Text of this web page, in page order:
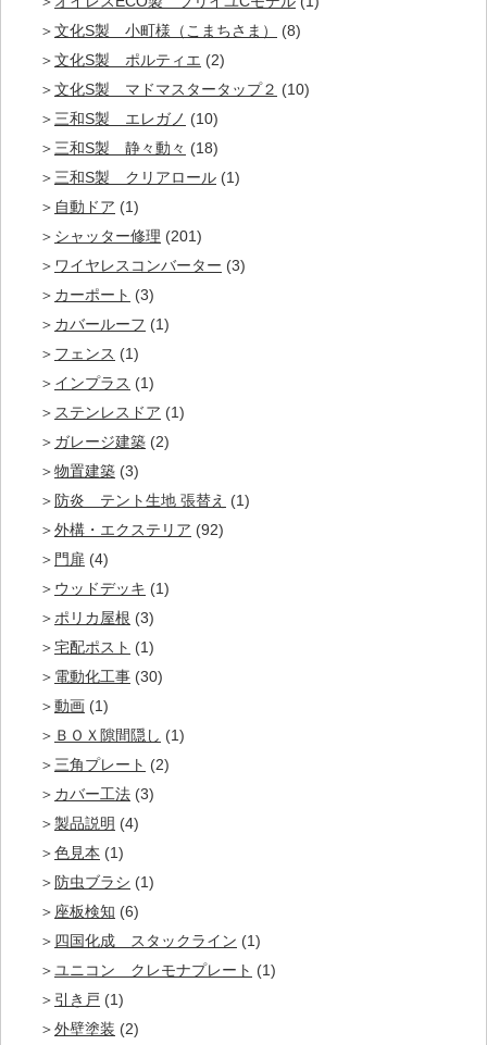
文化S製 小町様（こまちさま）
(8)
文化S製 ポルティエ (2)
文化S製 マドマスタータップ２ (10)
三和S製 エレガノ (10)
三和S製 静々動々 (18)
三和S製 クリアロール (1)
自動ドア (1)
シャッター修理 (201)
ワイヤレスコンバーター (3)
カーポート (3)
カバールーフ (1)
フェンス (1)
インプラス (1)
ステンレスドア (1)
ガレージ建築 (2)
物置建築 (3)
防炎 テント生地 張替え (1)
外構・エクステリア (92)
門扉 (4)
ウッドデッキ (1)
ポリカ屋根 (3)
宅配ポスト (1)
電動化工事 (30)
動画 (1)
ＢＯＸ隙間隠し (1)
三角プレート (2)
カバー工法 (3)
製品説明 (4)
色見本 (1)
防虫ブラシ (1)
座板検知 (6)
四国化成 スタックライン (1)
ユニコン クレモナプレート (1)
引き戸 (1)
外壁塗装 (2)